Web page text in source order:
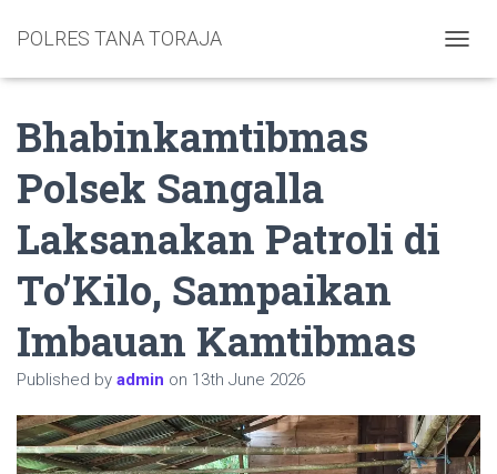
POLRES TANA TORAJA
Bhabinkamtibmas
Polsek Sangalla
Laksanakan Patroli di
To’Kilo, Sampaikan
Imbauan Kamtibmas
Published by admin on 13th June 2026